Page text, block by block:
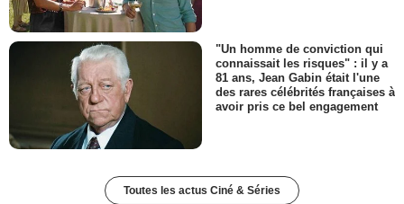
"Un homme de conviction qui
connaissait les risques" : il y a
81 ans, Jean Gabin était l'une
des rares célébrités françaises à
avoir pris ce bel engagement
Toutes les actus Ciné & Séries